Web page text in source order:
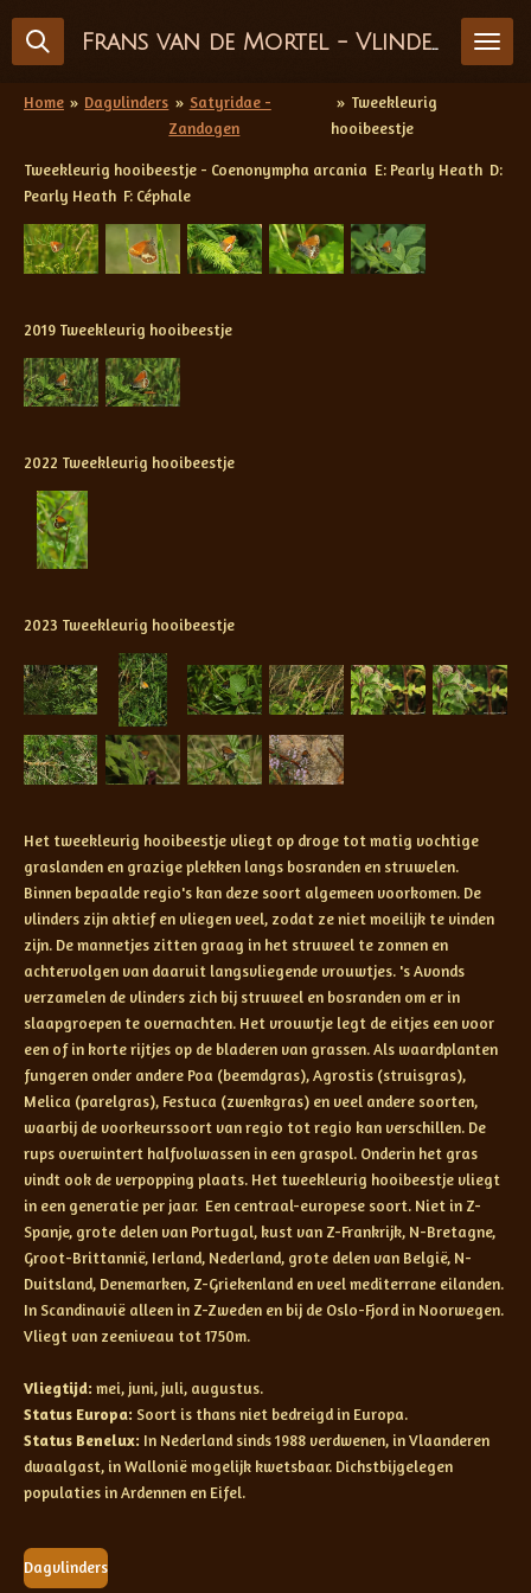
Ga
direct
de
Frans van de Mortel - Vlinderfotografie
Home » Dagvlinders » Satyridae -
Zandogen
» Tweekleurig
hooibeestje
Tweekleurig hooibeestje - Coenonympha arcania E: Pearly Heath D:
Pearly Heath F: Céphale
2019 Tweekleurig hooibeestje
2022 Tweekleurig hooibeestje
2023 Tweekleurig hooibeestje
Het tweekleurig hooibeestje vliegt op droge tot matig vochtige
graslanden en grazige plekken langs bosranden en struwelen.
Binnen bepaalde regio's kan deze soort algemeen voorkomen. De
vlinders zijn aktief en vliegen veel, zodat ze niet moeilijk te vinden
zijn. De mannetjes zitten graag in het struweel te zonnen en
achtervolgen van daaruit langsvliegende vrouwtjes. 's Avonds
verzamelen de vlinders zich bij struweel en bosranden om er in
slaapgroepen te overnachten. Het vrouwtje legt de eitjes een voor
een of in korte rijtjes op de bladeren van grassen. Als waardplanten
fungeren onder andere Poa (beemdgras), Agrostis (struisgras),
Melica (parelgras), Festuca (zwenkgras) en veel andere soorten,
waarbij de voorkeurssoort van regio tot regio kan verschillen. De
rups overwintert halfvolwassen in een graspol. Onderin het gras
vindt ook de verpopping plaats. Het tweekleurig hooibeestje vliegt
in een generatie per jaar. Een centraal-europese soort. Niet in Z-
Spanje, grote delen van Portugal, kust van Z-Frankrijk, N-Bretagne,
Groot-Brittannië, Ierland, Nederland, grote delen van België, N-
Duitsland, Denemarken, Z-Griekenland en veel mediterrane eilanden.
In Scandinavië alleen in Z-Zweden en bij de Oslo-Fjord in Noorwegen.
Vliegt van zeeniveau tot 1750m.
Vliegtijd: mei, juni, juli, augustus.
Status Europa: Soort is thans niet bedreigd in Europa.
Status Benelux: In Nederland sinds 1988 verdwenen, in Vlaanderen
dwaalgast, in Wallonië mogelijk kwetsbaar. Dichstbijgelegen
populaties in Ardennen en Eifel.
Dagvlinders